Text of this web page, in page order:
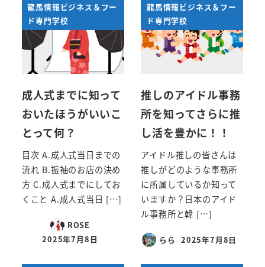
龍馬情報ビジネス＆フー
ド専門学校
成人式までに知って
おいたほうがいいこ
とって何？
目次 A.成人式当日までの
流れ B.振袖のお店の決め
方 C.成人式までにしてお
くこと A.成人式当日 […]
ROSE
投稿日
2025年7月8日
龍馬情報ビジネス＆フー
ド専門学校
推しのアイドル事務
所を知ってさらに推
し活を豊かに！！
アイドル推しの皆さんは
推しがどのような事務所
に所属しているか知って
いますか？日本のアイド
ル事務所と韓 […]
らら
投稿日
2025年7月8日